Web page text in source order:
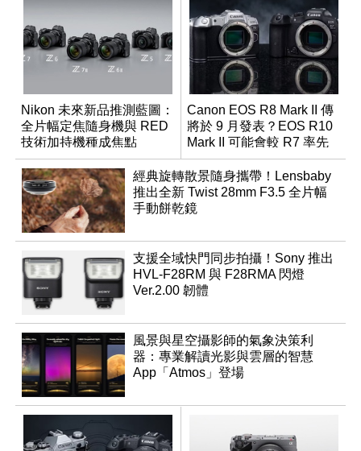
Nikon 未來新品推測藍圖：
全片幅定焦隨身機與 RED
技術加持機種成焦點
Canon EOS R8 Mark II 傳
將於 9 月發表？EOS R10
Mark II 可能會較 R7 率先
推出
經典旋轉散景隨身攜帶！Lensbaby
推出全新 Twist 28mm F3.5 全片幅
手動餅乾鏡
支援全域快門同步拍攝！Sony 推出
HVL-F28RM 與 F28RMA 閃燈
Ver.2.00 韌體
風景與星空攝影師的氣象決策利
器：專業解讀光影與雲層的智慧
App「Atmos」登場